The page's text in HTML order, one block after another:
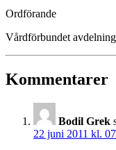
Ordförande
Vårdförbundet
Kommentarer
Bodil Grek
22 juni 2011 kl.